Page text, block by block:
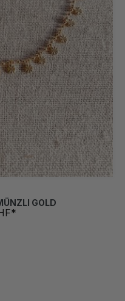
GOLD